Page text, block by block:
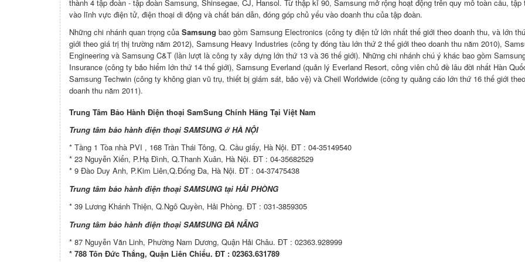
thành 4 tập đoàn - tập đoàn Samsung, Shinsegae, CJ, Hansol. Từ thập kỉ 90, Samsung mở rộng hoạt động trên quy mô toàn cầu, tập
vào lĩnh vực điện tử, điện thoại di động và chất bán dẫn, đóng góp chủ yếu vào doanh thu của tập đoàn.
Những chi nhánh quan trọng của Samsung bao gồm Samsung Electronics (công ty điện tử lớn nhất thế giới theo doanh thu, và lớn
giới theo giá trị thị trường năm 2012), Samsung Heavy Industries (công ty đóng tàu lớn thứ 2 thế giới theo doanh thu năm 2010),
Engineering và Samsung C&T (lần lượt là công ty xây dựng lớn thứ 13 và 36 thế giới). Những chi nhánh chú ý khác bao gồm
Insurance (công ty bảo hiểm lớn thứ 14 thế giới), Samsung Everland (quản lý Everland Resort, công viên chủ đề lâu đời nhất Hàn
Samsung Techwin (công ty không gian vũ trụ, thiết bị giám sát, bảo vệ) và Cheil Worldwide (công ty quảng cáo lớn thứ 16 thế giới theo
doanh thu năm 2011).
Trung Tâm Bảo Hành Điện thoại SamSung Chính Hãng Tại Việt Nam
Trung tâm bảo hành điện thoại SAMSUNG ở HÀ NỘI
* Tầng 1 Tòa nhà PVI , 168 Trần Thái Tông, Q. Cầu giấy, Hà Nội. ĐT : 04-35149540
* 23 Nguyễn Xiển, P.Hạ Đình, Q.Thanh Xuân, Hà Nội. ĐT : 04-35682529
* 9 Đào Duy Anh, P.Kim Liên,Q.Đống Đa, Hà Nội. ĐT : 04-37475438
Trung tâm bảo hành điện thoại SAMSUNG tại HẢI PHÒNG
* 39 Lương Khánh Thiện, Q.Ngô Quyền, Hải Phòng. ĐT : 031-3859305
Trung tâm bảo hành điện thoại SAMSUNG ĐÀ NẴNG
* 87 Nguyễn Văn Linh, Phường Nam Dương, Quận Hải Châu. ĐT : 02363.928999
* 788 Tôn Đức Thắng, Quận Liên Chiểu. ĐT : 02363.631789